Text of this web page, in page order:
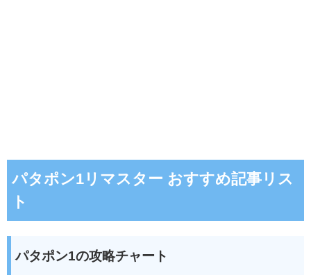
パタポン1リマスター おすすめ記事リス
ト
パタポン1の攻略チャート